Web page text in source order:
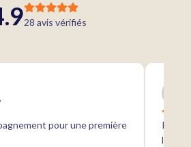
28 avis vérifiés
pour une première